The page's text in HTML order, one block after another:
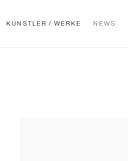
KÜNSTLER / WERKE NEWS